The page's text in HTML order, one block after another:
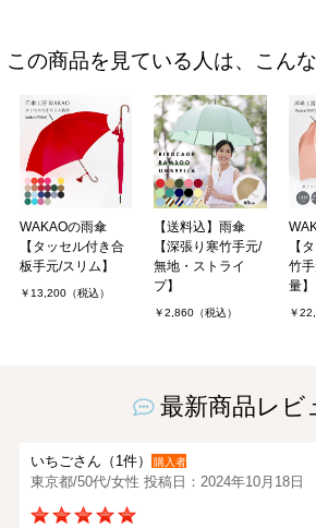
この商品を見ている人は、こん
WAKAOの雨傘
【タッセル付き合
板手元/スリム】
￥13,200（税込）
【送料込】雨傘
【深張り寒竹手元/
無地・ストライ
プ】
￥2,860（税込）
【
竹
量】
￥
最新商品レビ
いちごさん（1件） 購入者
東京都/50代/女性 投稿日：2024年10月18日